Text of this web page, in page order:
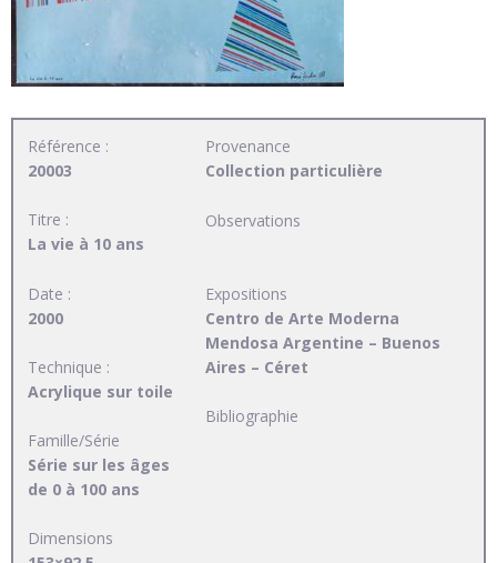
Référence :
20003
Titre :
La vie à 10 ans
Date :
2000
Technique :
Acrylique sur toile
Famille/Série
Série sur les âges
de 0 à 100 ans
Dimensions
Provenance
Collection particulière
Observations
Expositions
Centro de Arte Moderna
Mendosa Argentine – Buenos
Aires – Céret
Bibliographie